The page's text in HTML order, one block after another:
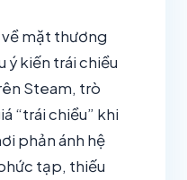
mặt thương
ý kiến trái chiều
Steam, trò
“trái chiều” khi
phản ánh hệ
tạp, thiếu